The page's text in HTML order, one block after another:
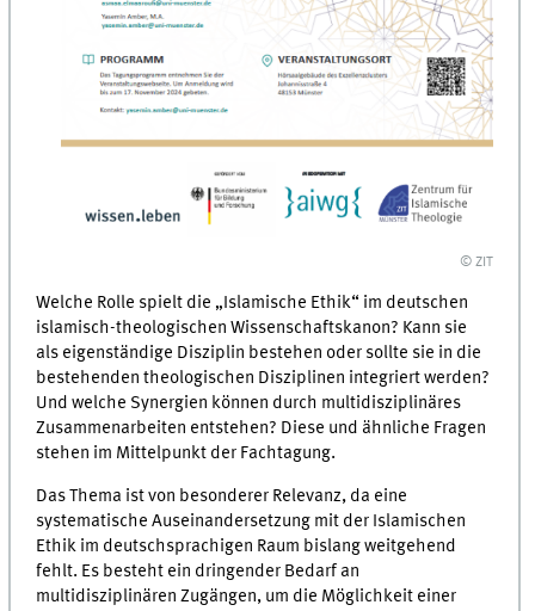
© ZIT
Welche Rolle spielt die „Islamische Ethik“ im deutschen
islamisch-theologischen Wissenschaftskanon? Kann sie
als eigenständige Disziplin bestehen oder sollte sie in die
bestehenden theologischen Disziplinen integriert werden?
Und welche Synergien können durch multidisziplinäres
Zusammenarbeiten entstehen? Diese und ähnliche Fragen
stehen im Mittelpunkt der Fachtagung.
Das Thema ist von besonderer Relevanz, da eine
systematische Auseinandersetzung mit der Islamischen
Ethik im deutschsprachigen Raum bislang weitgehend
fehlt. Es besteht ein dringender Bedarf an
multidisziplinären Zugängen, um die Möglichkeit einer